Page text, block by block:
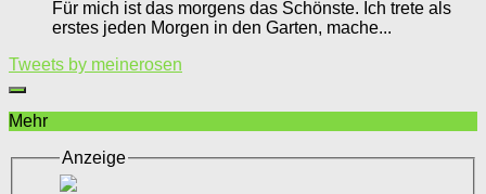
Für mich ist das morgens das Schönste. Ich trete als
erstes jeden Morgen in den Garten, mache...
Tweets by meinerosen
Mehr
Anzeige